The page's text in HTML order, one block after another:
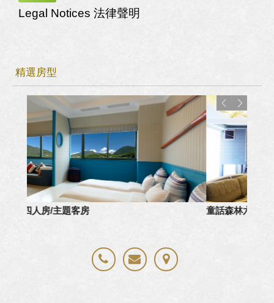
Legal Notices 法律聲明
精選房型
童話森林六人房